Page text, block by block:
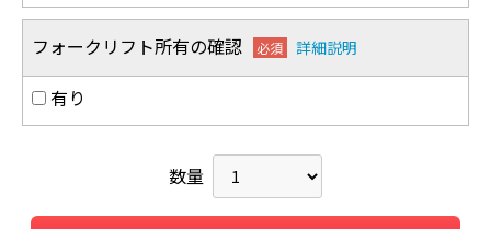
フォークリフト所有の確認 必須 詳細説明
有り
数量